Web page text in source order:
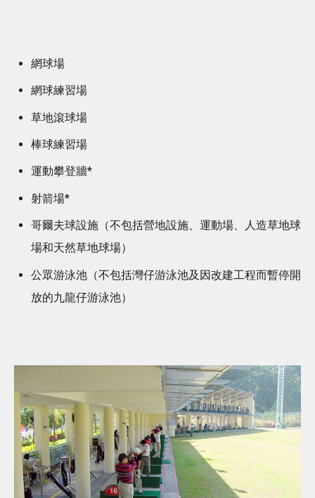
網球場
網球練習場
草地滾球場
棒球練習場
運動攀登牆*
射箭場*
哥爾夫球設施（不包括營地設施、運動場、人造草地球
場和天然草地球場）
公眾游泳池（不包括灣仔游泳池及因改建工程而暫停開
放的九龍仔游泳池）